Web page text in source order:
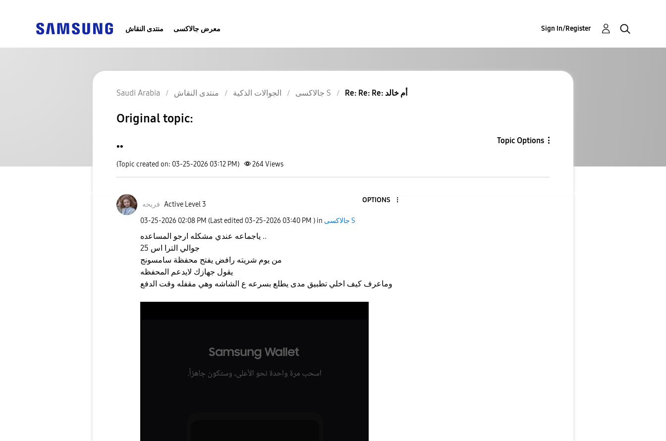
منتدى النقاش معرض جالاكسى Sign In/Register
Saudi Arabia منتدى النقاش الجوالات الذكية جالاكسى S Re: Re: Re: أم خالد
Original topic:
.. Topic Options
(Topic created on: 03-25-2026 03:12 PM) 264Views
فريحه Active Level 3
OPTIONS
‎03-25-2026 02:08 PM (Last edited ‎03-25-2026 03:40 PM ) in جالاكسى S
ياجماعه عندي مشكله ارجو المساعده ..
من يوم شريته رافض يفتح محفظة سامسونج
يقول جهازك لايدعم المحفظه
وماعرف كيف اخلي تطبيق مدى يطلع بسرعه ع الشاشه وهي مقفله وقت الدفع